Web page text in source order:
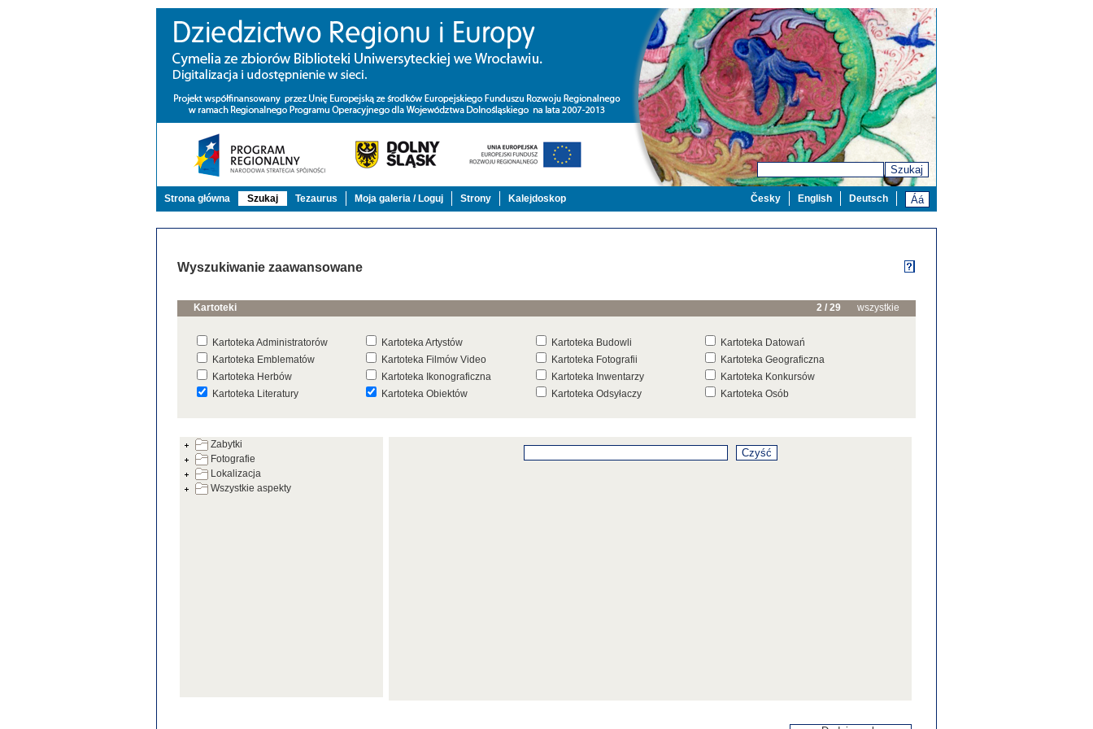
Szukaj
Strona główna Szukaj Tezaurus Moja galeria / Loguj Strony Kalejdoskop Deutsch
English
Česky
Wyszukiwanie zaawansowane
Kartoteki 2 / 29 wszystkie
Kartoteka Administratorów Kartoteka Artystów Kartoteka Budowli
Kartoteka Datowań
Kartoteka Emblematów
Kartoteka Filmów Video Kartoteka Fotografii
Kartoteka Geograficzna
Kartoteka Herbów
Kartoteka Ikonograficzna Kartoteka Inwentarzy
Kartoteka Konkursów
Kartoteka Literatury
Kartoteka Obiektów Kartoteka Odsyłaczy
Kartoteka Osób
Kartoteka Warsztatów
Kartoteka Wydarzeń Inwentarza
Kartoteka Wystaw
Kartoteka Zabytków
Kartoteka Znaków, Stempli i Punc Kartoteka Źródeł
Zabytki
Fotografie
Lokalizacja
Wszystkie aspekty